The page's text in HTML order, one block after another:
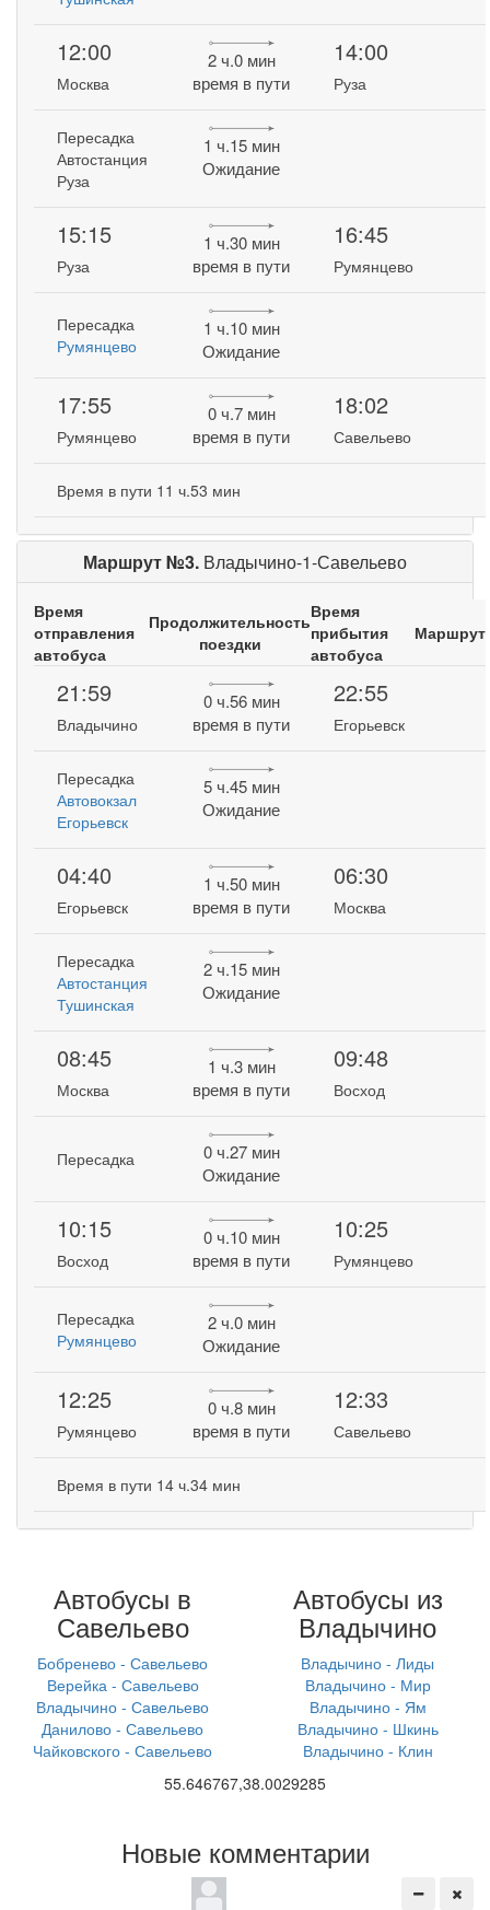
12:00
Москва
2 ч.0 мин
время в пути
14:00
Руза
Пересадка
Автостанция
Руза
1 ч.15 мин
Ожидание
15:15
Руза
1 ч.30 мин
время в пути
16:45
Румянцево
Пересадка
Румянцево
1 ч.10 мин
Ожидание
17:55
Румянцево
0 ч.7 мин
время в пути
18:02
Савельево
Время в пути 11 ч.53 мин
Маршрут №3. Владычино-1-Савельево
Время
отправления
автобуса
Продолжительность
поездки
Время
прибытия
автобуса
Маршрут
21:59
Владычино
0 ч.56 мин
время в пути
22:55
Егорьевск
Пересадка
Автовокзал
Егорьевск
5 ч.45 мин
Ожидание
04:40
Егорьевск
1 ч.50 мин
время в пути
06:30
Москва
Пересадка
Автостанция
Тушинская
2 ч.15 мин
Ожидание
08:45
Москва
1 ч.3 мин
время в пути
09:48
Восход
Пересадка
0 ч.27 мин
Ожидание
10:15
Восход
0 ч.10 мин
время в пути
10:25
Румянцево
Пересадка
Румянцево
2 ч.0 мин
Ожидание
12:25
Румянцево
0 ч.8 мин
время в пути
12:33
Савельево
Время в пути 14 ч.34 мин
Автобусы в
Савельево
Бобренево - Савельево
Верейка - Савельево
Владычино - Савельево
Данилово - Савельево
Чайковского - Савельево
Автобусы из
Владычино
Владычино - Лиды
Владычино - Мир
Владычино - Ям
Владычино - Шкинь
Владычино - Клин
55.646767,38.0029285
Новые комментарии